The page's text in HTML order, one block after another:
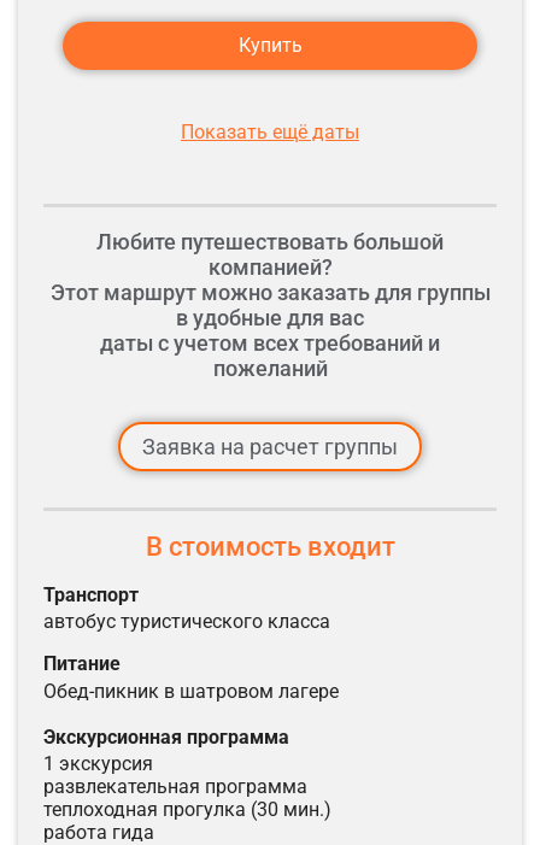
Купить
Показать ещё даты
Любите путешествовать большой
компанией?
Этот маршрут можно заказать для группы
в удобные для вас
даты с учетом всех требований и
пожеланий
Заявка на расчет группы
В стоимость входит
транспорт
автобус туристического класса
питание
обед-пикник в шатровом лагере
экскурсионная программа
1 экскурсия
развлекательная программа
теплоходная прогулка (30 мин.)
работа гида